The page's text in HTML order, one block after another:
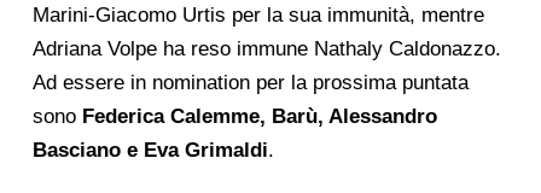
Marini-Giacomo Urtis per la sua immunità, mentre
Adriana Volpe ha reso immune Nathaly Caldonazzo.
Ad essere in nomination per la prossima puntata
sono Federica Calemme, Barù, Alessandro
Basciano e Eva Grimaldi.